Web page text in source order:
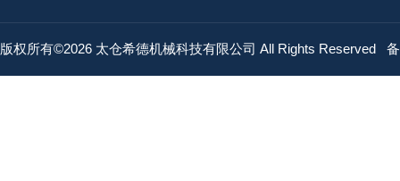
版权所有©2026 太仓希德机械科技有限公司 All Rights Reserved